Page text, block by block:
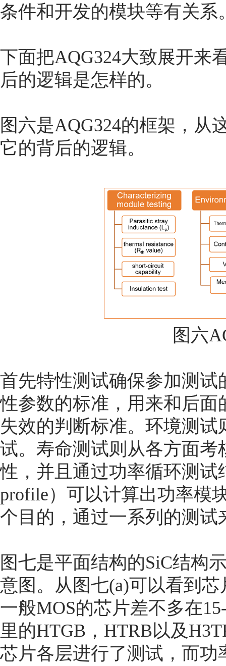
条件和开发的模块等有关
下面把AQG324大致展开来
后的逻辑是怎样的。
图六是AQG324的框架，从
它的背后的逻辑。
图六
首先特性测试确保参加测
性参数的标准，用来和后
失效的判断标准。环境测
试。寿命测试则从各方面
性，并且通过功率循环测试
profile）可以计算出功率模
个目的，通过一系列的测
图七是平面结构的SiC结构
意图。从图七(a)可以看到
一般MOS的芯片差不多在
里的HTGB，HTRB以及
芯片各层进行了测试，而